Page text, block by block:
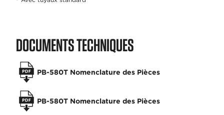
DOCUMENTS TECHNIQUES
PB-580T Nomenclature des Pièces
PB-580T Nomenclature des Pièces